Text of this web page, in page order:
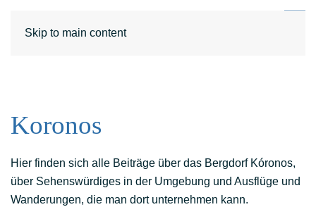
Skip to main content
Koronos
Hier finden sich alle Beiträge über das Bergdorf Kóronos,
über Sehenswürdiges in der Umgebung und Ausflüge und
Wanderungen, die man dort unternehmen kann.